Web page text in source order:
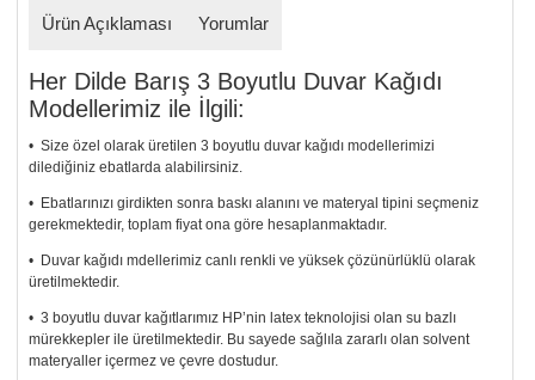
Ürün Açıklaması Yorumlar
Her Dilde Barış 3 Boyutlu Duvar Kağıdı
Modellerimiz ile İlgili:
• Size özel olarak üretilen 3 boyutlu duvar kağıdı modellerimizi
dilediğiniz ebatlarda alabilirsiniz.
• Ebatlarınızı girdikten sonra baskı alanını ve materyal tipini seçmeniz
gerekmektedir, toplam fiyat ona göre hesaplanmaktadır.
• Duvar kağıdı mdellerimiz canlı renkli ve yüksek çözünürlüklü olarak
üretilmektedir.
• 3 boyutlu duvar kağıtlarımız HP’nin latex teknolojisi olan su bazlı
mürekkepler ile üretilmektedir. Bu sayede sağlıla zararlı olan solvent
materyaller içermez ve çevre dostudur.